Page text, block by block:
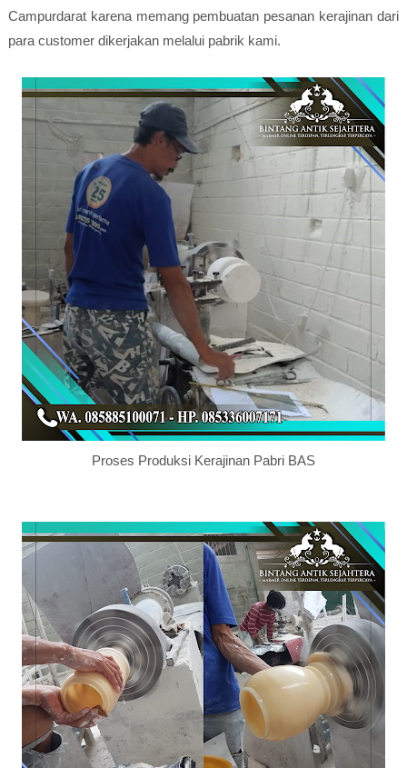
Campurdarat karena memang pembuatan pesanan kerajinan dari
para customer dikerjakan melalui pabrik kami.
Proses Produksi Kerajinan Pabri BAS